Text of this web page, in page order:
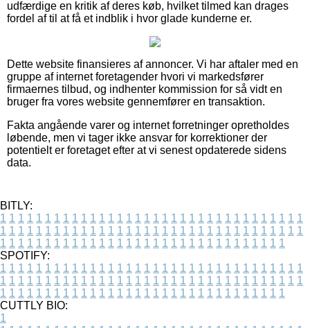
udfærdige en kritik af deres køb, hvilket tilmed kan drages
fordel af til at få et indblik i hvor glade kunderne er.
Dette website finansieres af annoncer. Vi har aftaler med en
gruppe af internet foretagender hvori vi markedsfører
firmaernes tilbud, og indhenter kommission for så vidt en
bruger fra vores website gennemfører en transaktion.
Fakta angående varer og internet forretninger opretholdes
løbende, men vi tager ikke ansvar for korrektioner der
potentielt er foretaget efter at vi senest opdaterede sidens
data.
BITLY:
1 1 1 1 1 1 1 1 1 1 1 1 1 1 1 1 1 1 1 1 1 1 1 1 1 1 1 1 1 1 1 1 1 1
1 1 1 1 1 1 1 1 1 1 1 1 1 1 1 1 1 1 1 1 1 1 1 1 1 1 1 1 1 1 1 1 1 1
1 1 1 1 1 1 1 1 1 1 1 1 1 1 1 1 1 1 1 1 1 1 1 1 1 1 1 1 1 1 1 1
SPOTIFY:
1 1 1 1 1 1 1 1 1 1 1 1 1 1 1 1 1 1 1 1 1 1 1 1 1 1 1 1 1 1 1 1 1 1
1 1 1 1 1 1 1 1 1 1 1 1 1 1 1 1 1 1 1 1 1 1 1 1 1 1 1 1 1 1 1 1 1 1
1 1 1 1 1 1 1 1 1 1 1 1 1 1 1 1 1 1 1 1 1 1 1 1 1 1 1 1 1 1 1 1
CUTTLY BIO:
1